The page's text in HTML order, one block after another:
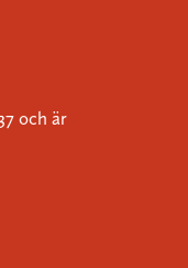
och är